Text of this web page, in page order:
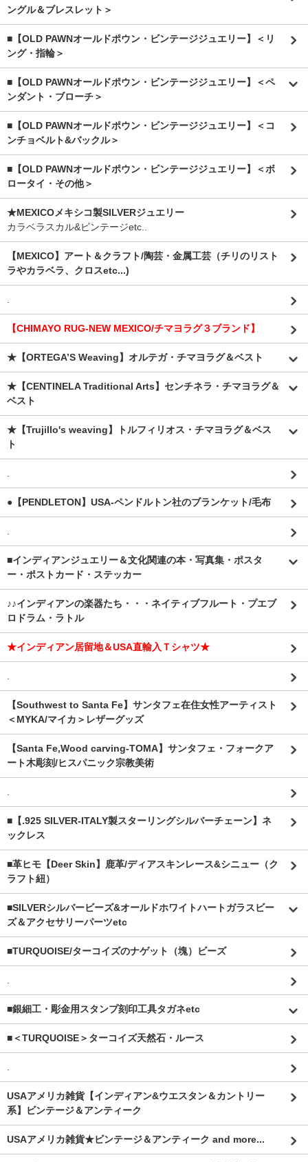
ングル＆ブレスレット＞
■【OLD PAWNオールドポウン・ビンテージジュエリー】＜リ
ング・指輪＞
■【OLD PAWNオールドポウン・ビンテージジュエリー】＜ペ
ンダント・ブローチ＞
■【OLD PAWNオールドポウン・ビンテージジュエリー】＜コ
ンチョベルト&バックル＞
■【OLD PAWNオールドポウン・ビンテージジュエリー】＜ボ
ロータイ・その他＞
★MEXICOメキシコ製SILVERジュエリー
カラベラスカル&ビンテージetc..
【MEXICO】アート＆クラフト/陶芸・金属工芸（チリのリスト
ラやカラベラ、クロスetc...)
.
【CHIMAYO RUG-NEW MEXICO/チマヨラグ３ブランド】
★【ORTEGA’S Weaving】オルテガ・チマヨラグ＆ベスト
★【CENTINELA Traditional Arts】センチネラ・チマヨラグ＆
ベスト
★【Trujillo's weaving】トルフィリオス・チマヨラグ＆ベス
ト
.
●【PENDLETON】USA-ペンドルトン社のブランケット/毛布
.
■インディアンジュエリー＆文化関連の本・写真集・ポスタ
ー・ポストカード・ステッカー
♪♪インディアンの楽器たち・・・ネイティブフルート・プエブ
ロドラム・ラトル
★インディアン居留地＆USA直輸入Ｔシャツ★
.
【Southwest to Santa Fe】サンタフェ在住女性アーティスト
＜MYKA/マイカ＞レザーグッズ
【Santa Fe,Wood carving-TOMA】サンタフェ・フォークア
ート木彫刻/ヒスパニック宗教美術
.
■【.925 SILVER-ITALY製スターリングシルバーチェーン】ネ
ックレス
■革ヒモ【Deer Skin】鹿革/ディアスキンレース&シニュー（ク
ラフト紐）
■SILVERシルバービーズ&オールドホワイトハートガラスビー
ズ＆アクセサリーパーツetc
■TURQUOISE/ターコイズのナゲット（塊）ビーズ
.
■銀細工・彫金用スタンプ刻印工具タガネetc
■＜TURQUOISE＞ターコイズ天然石・ルース
.
USAアメリカ雑貨【インディアン&ウエスタン＆カントリー
系】ビンテージ＆アンティーク
USAアメリカ雑貨★ビンテージ＆アンティーク and more...